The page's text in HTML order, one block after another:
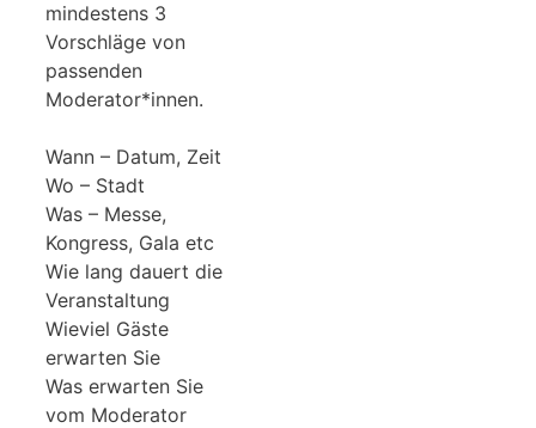
mindestens 3
Vorschläge von
passenden
Moderator*innen.
Wann – Datum, Zeit
Wo – Stadt
Was – Messe,
Kongress, Gala etc
Wie lang dauert die
Veranstaltung
Wieviel Gäste
erwarten Sie
Was erwarten Sie
vom Moderator